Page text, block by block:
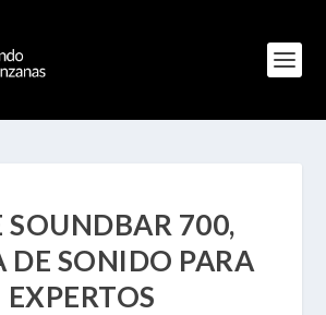
SOUNDBAR 700,
DE SONIDO PARA
EXPERTOS